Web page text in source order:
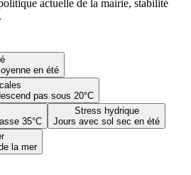
en été
pas sous 20°C
35°C
Stress hydrique
Jours avec sol sec en été
la mer
actuelle de la mairie, stabilité